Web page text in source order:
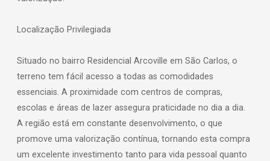
Localização Privilegiada
Situado no bairro Residencial Arcoville em São Carlos, o
terreno tem fácil acesso a todas as comodidades
essenciais. A proximidade com centros de compras,
escolas e áreas de lazer assegura praticidade no dia a dia.
A região está em constante desenvolvimento, o que
promove uma valorização contínua, tornando esta compra
um excelente investimento tanto para vida pessoal quanto